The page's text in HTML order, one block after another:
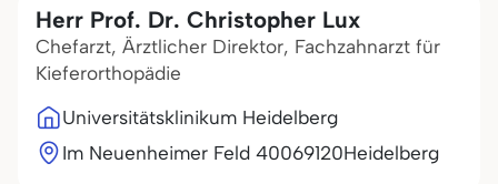
Herr Prof. Dr. Christopher Lux
Chefarzt, Ärztlicher Direktor, Fachzahnarzt für
Kieferorthopädie
Universitätsklinikum Heidelberg
Im Neuenheimer Feld 40069120Heidelberg